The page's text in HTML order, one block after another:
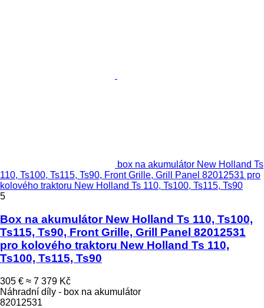
box na akumulátor New Holland Ts
110, Ts100, Ts115, Ts90, Front Grille, Grill Panel 82012531 pro
kolového traktoru New Holland Ts 110, Ts100, Ts115, Ts90
5
Box na akumulátor New Holland Ts 110, Ts100,
Ts115, Ts90, Front Grille, Grill Panel 82012531
pro kolového traktoru New Holland Ts 110,
Ts100, Ts115, Ts90
305 € ≈ 7 379 Kč
Náhradní díly - box na akumulátor
82012531